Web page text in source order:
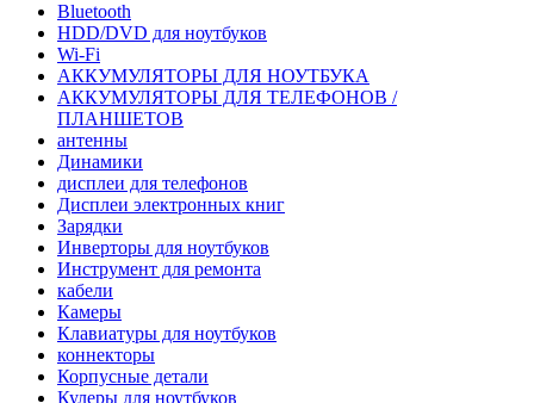
Bluetooth
HDD/DVD для ноутбуков
Wi-Fi
АККУМУЛЯТОРЫ ДЛЯ НОУТБУКА
АККУМУЛЯТОРЫ ДЛЯ ТЕЛЕФОНОВ /
ПЛАНШЕТОВ
антенны
Динамики
дисплеи для телефонов
Дисплеи электронных книг
Зарядки
Инверторы для ноутбуков
Инструмент для ремонта
кабели
Камеры
Клавиатуры для ноутбуков
коннекторы
Корпусные детали
Кулеры для ноутбуков